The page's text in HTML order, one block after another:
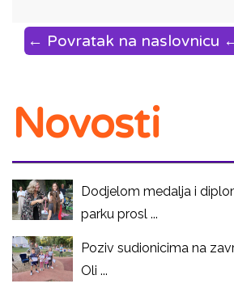
← Povratak na naslovnicu
Novosti
Dodjelom medalja i
parku prosl ...
Poziv sudionicima na
Oli ...